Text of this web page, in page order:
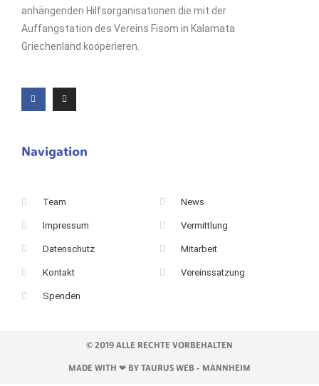
anhängenden Hilfsorganisationen die mit der
Auffangstation des Vereins Fisom in Kalamata
Griechenland kooperieren.
Navigation
Team
Impressum
Datenschutz
Kontakt
Spenden
News
Vermittlung
Mitarbeit
Vereinssatzung
© 2019 ALLE RECHTE VORBEHALTEN
MADE WITH ❤ BY TAURUS WEB - MANNHEIM